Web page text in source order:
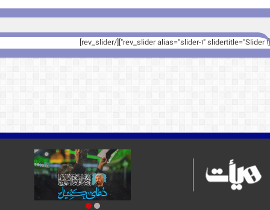
[rev_slider alias="slider-1" slidertitle="Slider 1"][/rev_slider]